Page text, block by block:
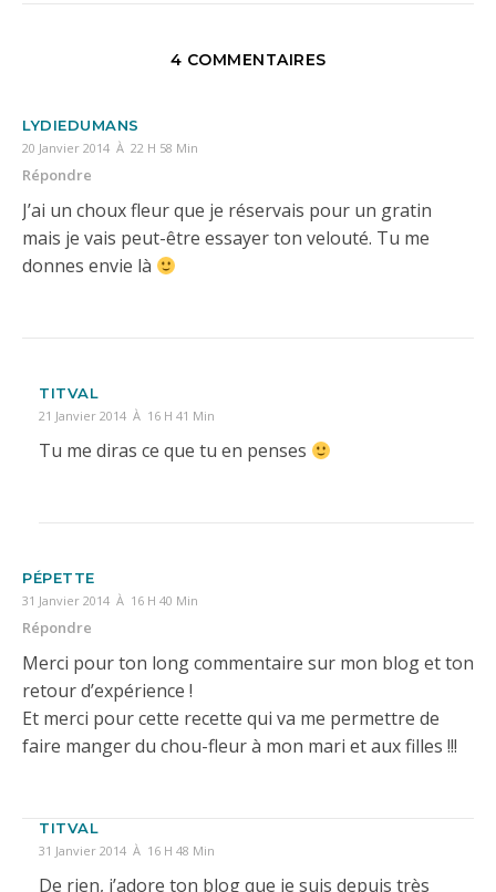
4 COMMENTAIRES
LYDIEDUMANS
20 Janvier 2014 À 22 H 58 Min
Répondre
J’ai un choux fleur que je réservais pour un gratin
mais je vais peut-être essayer ton velouté. Tu me
donnes envie là
TITVAL
21 Janvier 2014 À 16 H 41 Min
Tu me diras ce que tu en penses
PÉPETTE
31 Janvier 2014 À 16 H 40 Min
Répondre
Merci pour ton long commentaire sur mon blog et ton
retour d’expérience !
Et merci pour cette recette qui va me permettre de
faire manger du chou-fleur à mon mari et aux filles !!!
TITVAL
31 Janvier 2014 À 16 H 48 Min
De rien, j’adore ton blog que je suis depuis très